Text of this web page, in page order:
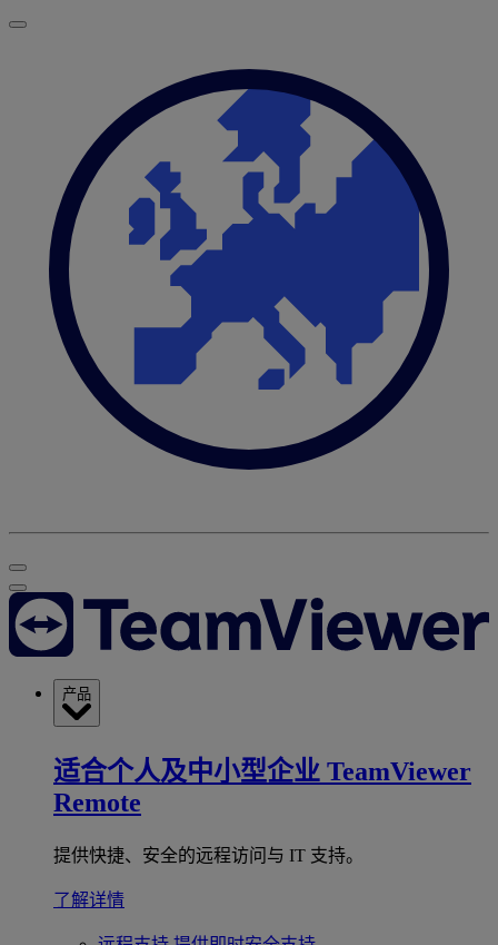
产品
适合个人及中小型企业 TeamViewer
Remote
提供快捷、安全的远程访问与 IT 支持。
了解详情